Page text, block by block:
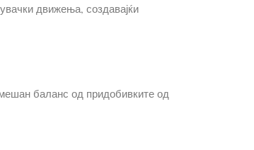
движења, создавајќи
баланс од придобивките од